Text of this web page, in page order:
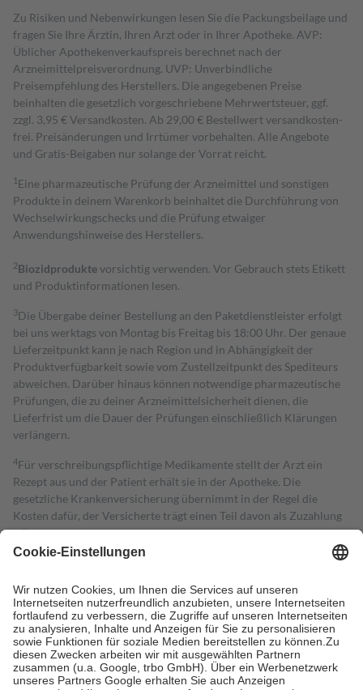
Zu Risiken und Nebenwirkungen lesen Sie die Packungsbeilage und
fragen Sie Ihre Ärztin, Ihren Arzt oder in Ihrer Apotheke. AVP:
Üblicher Apothekenverkaufspreis berechnet nach der
Arzneimittelpreisverordnung. UVP: Unverbindliche
Preisempfehlung des Herstellers. Die angegebenen Preise
beinhalten die gesetzlich vorgeschriebene Mehrwertsteuer, ggf.
zzgl. 3,95 € Versandkosten. Ab 29,00 € Bestell­wert versand­kosten­
frei. Preisänderungen und Irrtümer vorbehalten. Alle Angebote
und Gratis-Beigaben nur solange der Vorrat reicht.
1 Eine pharmazeutische Prüfung der Arzneimittel und sonstigen
Produkte in deinem Warenkorb beinhaltet die Durchführung von
Wechselwirkungschecks und die Prüfung etwaiger
Anwendungshinweise des Herstellers.
2Biozidproduktevorsichtig verwenden. Vor Gebrauch stets Etikett
und Produktinformationen lesen.
3Die Übergabe deiner Bestellung an den Paketdienstleister erfolgt
bei uns werktags von Montag bis Freitag bis 18:00 Uhr. Der genaue
Lieferzeitpunkt kann je nach Region und in Abhängigkeit der
Produktverfügbarkeit sowie vom Zustellzeitpunkt des Spediteurs
abweichen. Darüber hinaus können notwendige pharmazeutische
Prüfungen, die zu deiner Arzneimittelsicherheit dienen, die
Lieferfrist um die Dauer der Prüfungen einschließlich Klärungen
verlängern.
4Für verschreibungspflichtige Medikamente stellt der Arzt ein
Rezept aus und der Patient erhält sie in der Apotheke. Die
gesetzliche Krankenversicherung übernimmt in der Regel die
Kosten dafür, der Versicherte trägt einen Teil davon als Zuzahlung
mit.
Grundsätzlich leisten Mitglieder Zuzahlungen in Höhe von zehn
höchstens zehn Euro.
Es sind jedoch nie mehr als die tatsächlichen
Kosten der Leistung zu entrichten.
Diese Regeln gelten grundsätzlich auch für Online-Apotheken.
Bei Heilmitteln und häuslicher Krankenpflege beträgt die
Zuzahlung zehn Prozent der Kosten sowie zehn Euro je
Verordnung.
Um das Engagement der Versicherten für ihre eigene Gesundheit zu